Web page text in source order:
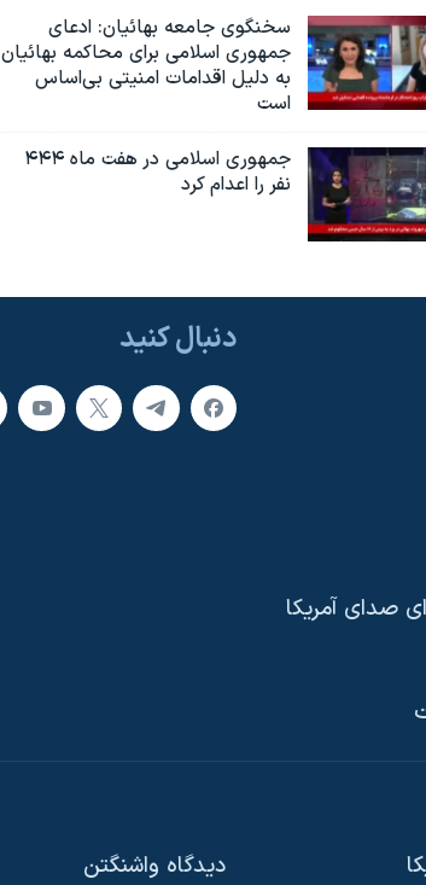
سخنگوی جامعه بهائیان: ادعای
جمهوری اسلامی برای محاکمه بهائیان
به دلیل اقدامات امنیتی بی‌اساس
است
جمهوری اسلامی در هفت ماه ۴۴۴
نفر را اعدام کرد
دنبال کنید
صدای آمریکا
دیدگاه‌ واشنگتن